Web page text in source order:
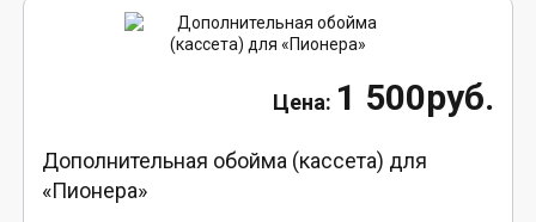
1 500руб.
Дополнительная обойма (кассета) для
«Пионера»